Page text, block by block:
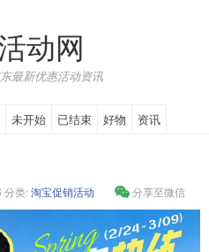
动网
最新优惠活动资讯
未开始 已结束 好物 资讯
分类: 淘宝促销活动 分享至微信